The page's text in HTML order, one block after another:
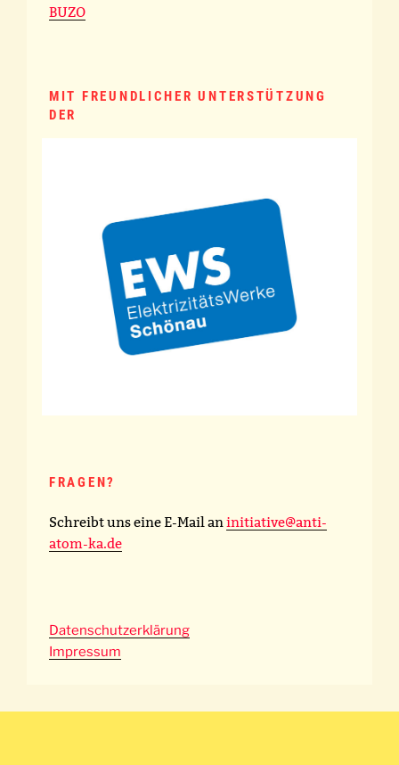
BUZO
MIT FREUNDLICHER UNTERSTÜTZUNG
DER
FRAGEN?
Schreibt uns eine E-Mail aninitiative@anti-
atom-ka.de
Datenschutzerklärung
Impressum